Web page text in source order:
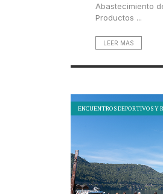
Abastecimiento
Productos ...
LEER MAS
ENCUENTROS DEPORTIVOS Y